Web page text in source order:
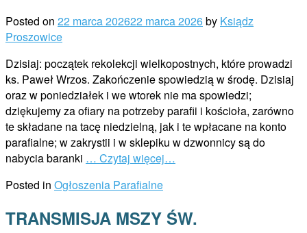
Posted on 22 marca 202622 marca 2026by Ksiądz
Proszowice
Dzisiaj: początek rekolekcji wielkopostnych, które prowadzi
ks. Paweł Wrzos. Zakończenie spowiedzią w środę. Dzisiaj
oraz w poniedziałek i we wtorek nie ma spowiedzi;
dziękujemy za ofiary na potrzeby parafii i kościoła, zarówno
te składane na tacę niedzielną, jak i te wpłacane na konto
parafialne; w zakrystii i w sklepiku w dzwonnicy są do
nabycia baranki … Czytaj więcej…
Posted in Ogłoszenia Parafialne
TRANSMISJA MSZY ŚW.